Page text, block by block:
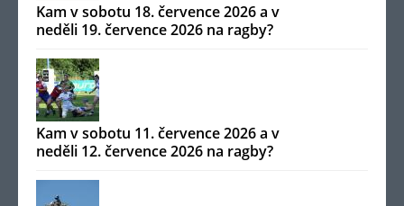
Kam v sobotu 18. července 2026 a v
neděli 19. července 2026 na ragby?
Kam v sobotu 11. července 2026 a v
neděli 12. července 2026 na ragby?